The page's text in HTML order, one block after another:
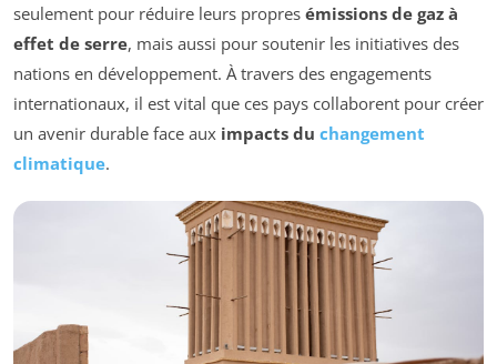
seulement pour réduire leurs propres émissions de gaz à
effet de serre, mais aussi pour soutenir les initiatives des
nations en développement. À travers des engagements
internationaux, il est vital que ces pays collaborent pour créer
un avenir durable face aux impacts du changement
climatique.